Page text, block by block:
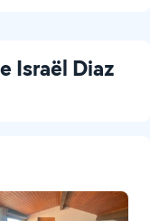
Israël Diaz